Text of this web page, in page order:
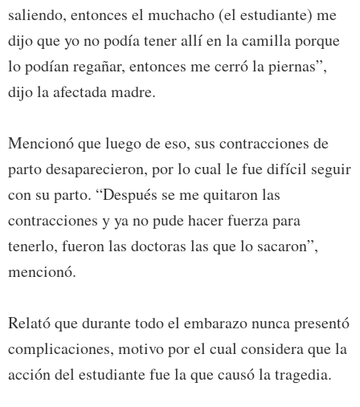
saliendo, entonces el muchacho (el estudiante) me
dijo que yo no podía tener allí en la camilla porque
lo podían regañar, entonces me cerró la piernas”,
dijo la afectada madre.
Mencionó que luego de eso, sus contracciones de
parto desaparecieron, por lo cual le fue difícil seguir
con su parto. “Después se me quitaron las
contracciones y ya no pude hacer fuerza para
tenerlo, fueron las doctoras las que lo sacaron”,
mencionó.
Relató que durante todo el embarazo nunca presentó
complicaciones, motivo por el cual considera que la
acción del estudiante fue la que causó la tragedia.